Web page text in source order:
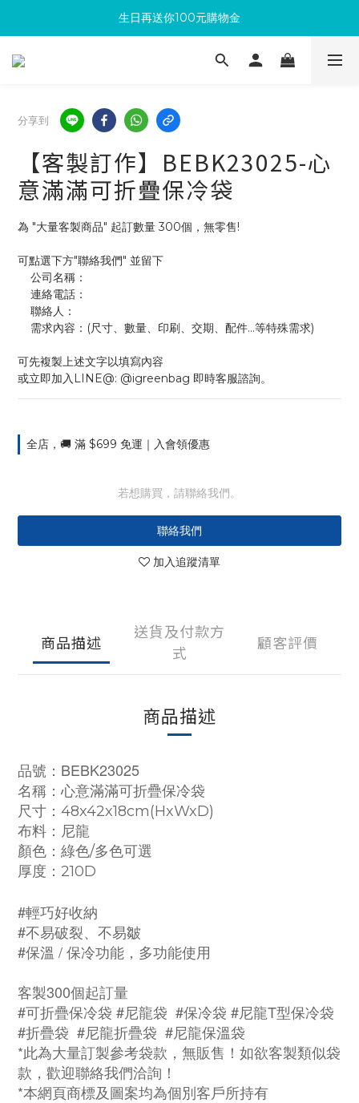
滿300回饋10%購物金
生日再送你100元購物金
加入成為新會員 馬上領取50元購物金
分享到
【客製訂作】BEBK23025-心
意滿滿可折疊保冷袋
為 "大量客製商品" 起訂數量 300個，無零售!
可點選下方"聯絡我們" 並留下
    公司名稱：
    連絡電話：
    聯絡人：
    需求內容：(尺寸、數量、印刷、交期、配件...等特殊需求)
可先複製上述文字以填寫內容
或立即加入LINE@: @igreenbag 即時客服諮詢。
全店，🚚 滿 $699 免運｜入會領優惠
若想購買，請聯絡我們。
聯絡我們
加入追蹤清單
商品描述
送貨及付款方
式
顧客評價
商品描述
品號： BEBK23025
名稱： 心意滿滿可折疊保冷袋
尺寸：48x42x18cm(HxWxD)
布料： 尼龍
顏色：綠色/多色可選
厚度：210D
#輕巧好收納
#不易破裂、不易皺
#保溫 / 保冷功能，多功能使用
客製300個起訂量
#可折疊保冷袋 #尼龍袋 #保冷袋 #尼龍T型保冷袋
#折疊袋 #尼龍折疊袋 #尼龍保溫袋
*此為大量訂製參考袋款，無販售！如欲客製類似袋
款，歡迎聯絡我們洽詢！
*本網頁商標及圖案均為個別客戶所持有